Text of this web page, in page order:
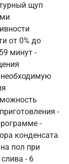
щуп
от 0% до
минут -
необходимую
-
-
конденсата
пол при
- 6